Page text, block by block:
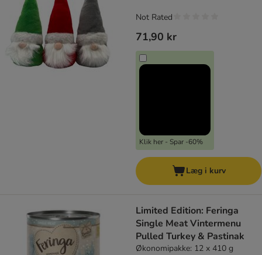
71,90 kr
Klik her - Spar -60%
Not Rated
Læg i kurv
Limited Edition: Feringa
Single Meat Vintermenu
Pulled Turkey & Pastinak
Økonomipakke: 12 x 410 g